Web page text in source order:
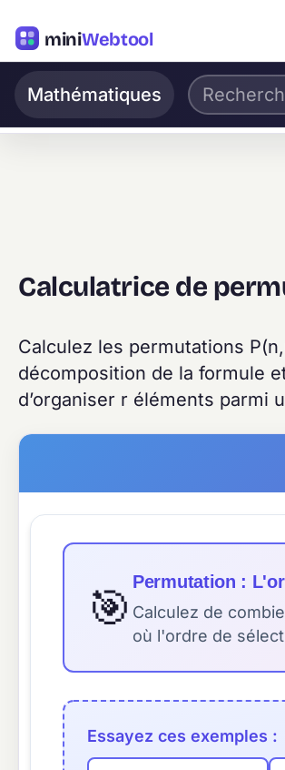
miniWebtool
Mathématiques
Calculatrice de
Calculez les permutations
décomposition de la formule
d’organiser r éléments parmi
🎯 Permutation :
Calculez de
où l'ordre de
Essayez ces exemples :